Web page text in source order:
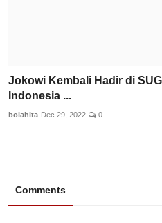
Jokowi Kembali Hadir di
Indonesia ...
bolahita Dec 29, 2022 0
Comments